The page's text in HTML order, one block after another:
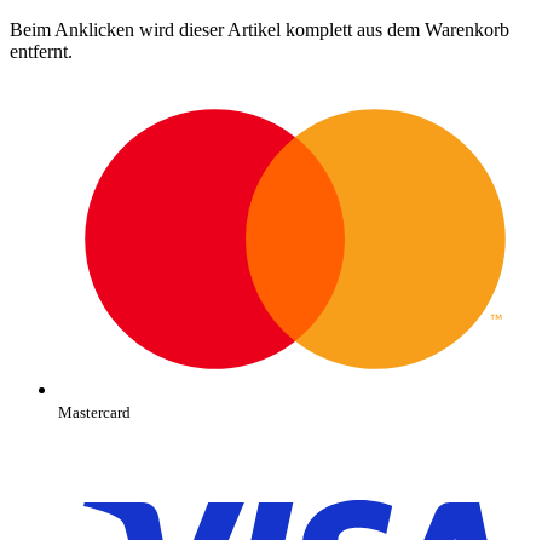
Beim Anklicken wird dieser Artikel komplett aus dem Warenkorb
entfernt.
Mastercard